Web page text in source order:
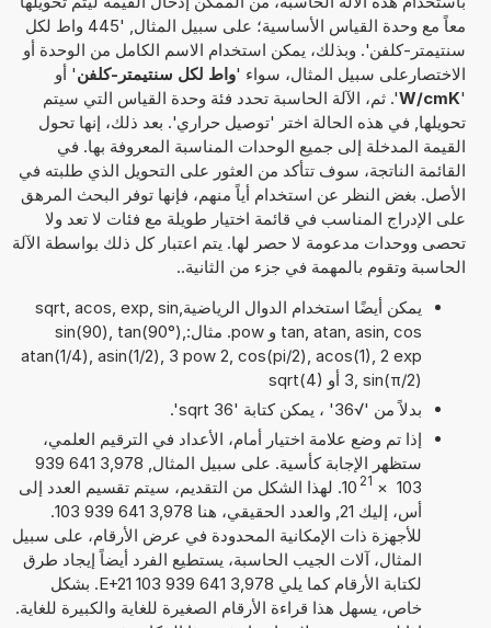
معاً مع وحدة القياس الأساسية؛ على سبيل المثال, '445 واط لكل
سنتيمتر-كلفن'. وبذلك، يمكن استخدام الاسم الكامل من الوحدة أو
الاختصارعلى سبيل المثال، سواء 'واط لكل سنتيمتر-كلفن' أو
'
W/cmK'. ثم، الآلة الحاسبة تحدد فئة وحدة القياس التي سيتم
تحويلها, في هذه الحالة اختر 'توصيل حراري'. بعد ذلك، إنها تحول
القيمة المدخلة إلى جميع الوحدات المناسبة المعروفة بها. في
القائمة الناتجة، سوف تتأكد من العثور على التحويل الذي طلبته في
الأصل. بغض النظر عن استخدام أياً منهم، فإنها توفر البحث المرهق
على الإدراج المناسب في قائمة اختيار طويلة مع فئات لا تعد ولا
تحصى ووحدات مدعومة لا حصر لها. يتم اعتبار كل ذلك بواسطة الآلة
الحاسبة وتقوم بالمهمة في جزء من الثانية..
يمكن أيضًا استخدام الدوال الرياضيةsqrt, acos, exp, sin,
tan, atan, asin, cos و pow. مثال:sin(90), tan(90°),
atan(1/4), asin(1/2), 3 pow 2, cos(pi/2), acos(1), 2 exp
3, sin(π/2) أو sqrt(4)
بدلاً من '√36' ، يمكن كتابة 'sqrt 36'.
إذا تم وضع علامة اختيار أمام، الأعداد في الترقيم العلمي،
ستظهر الإجابة كأسية. على سبيل المثال, 3,978 641 939
103
×
10 21
. لهذا الشكل من التقديم، سيتم تقسيم العدد إلى
أس، إليك 21, والعدد الحقيقي، هنا 3,978 641 939 103.
للأجهزة ذات الإمكانية المحدودة في عرض الأرقام، على سبيل
المثال، آلات الجيب الحاسبة، يستطيع الفرد أيضاً إيجاد طرق
لكتابة الأرقام كما يلي 3,978 641 939 103 E+21. بشكل
خاص، يسهل هذا قراءة الأرقام الصغيرة للغاية والكبيرة للغاية.